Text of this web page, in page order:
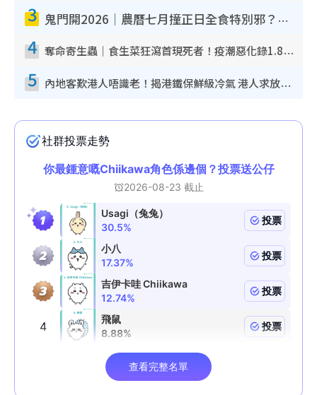
3 鬼門開2026｜農曆七月撞正日全食特別邪？專家警告切忌做一事！揭4大禁忌+2招保平安
4 奪命寄生蟲｜食生菜狂瀉首現死者！疫潮惡化錄1.8萬宗病例 揭洗菜3大謬誤
5 內地客歎港人唔識老！揭港鐵保鮮級冷氣 港人求放過：咪投訴